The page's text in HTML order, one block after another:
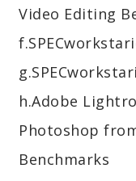
Video Editing
h.Adobe
Photoshop
Benchmarks